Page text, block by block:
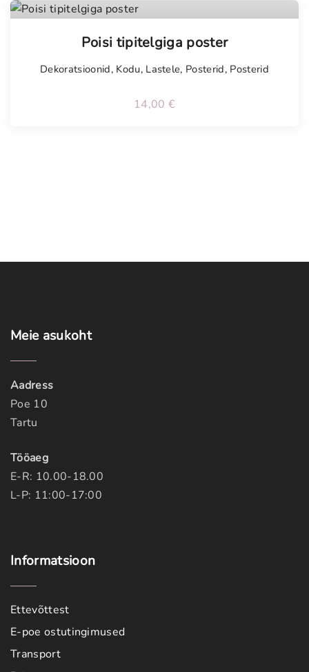
Poisi tipitelgiga poster
Dekoratsioonid, Kodu, Lastele, Posterid, Posterid
14,00 €
Meie asukoht
Aadress
Poe 10
Tartu
Tööaeg
E-R: 10.00-18.00
L-P: 11:00-17:00
Informatsioon
Ettevõttest
E-poe ostutingimused
Transport